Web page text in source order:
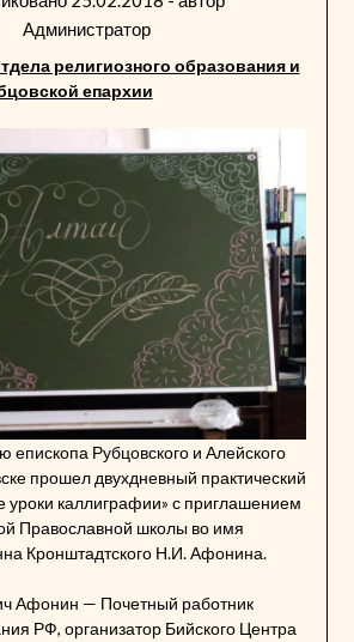
Администратор
религиозного образования и
епархии
епископа Рубцовского и Алейского
прошел двухдневный практический
каллиграфии» с приглашением
Православной школы во имя
Кронштадтского Н.И. Афонина.
Афонин — Почетный работник
РФ, организатор Бийского Центра